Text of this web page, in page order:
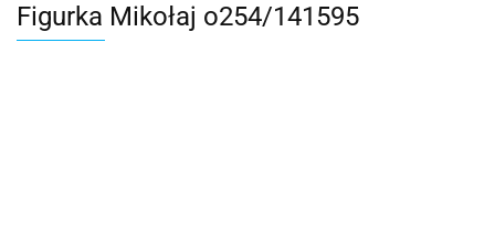
Figurka Mikołaj o254/141595